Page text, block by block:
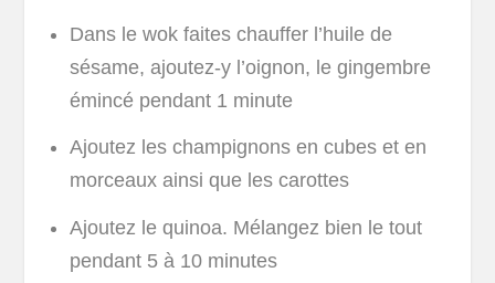
Dans le wok faites chauffer l’huile de
sésame, ajoutez-y l’oignon, le gingembre
émincé pendant 1 minute
Ajoutez les champignons en cubes et en
morceaux ainsi que les carottes
Ajoutez le quinoa. Mélangez bien le tout
pendant 5 à 10 minutes